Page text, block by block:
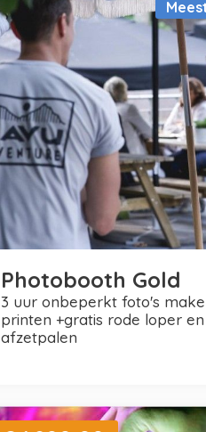
Photobooth Gold
3 uur onbeperkt foto's maken en
printen +gratis rode loper en
afzetpalen